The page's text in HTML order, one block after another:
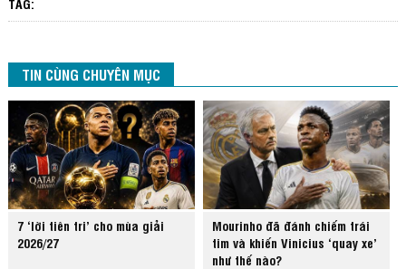
TIN CÙNG CHUYÊN MỤC
7 ‘lời tiên tri’ cho mùa giải
2026/27
Mourinho đã đánh chiếm trái
tim và khiến Vinicius ‘quay xe’
như thế nào?